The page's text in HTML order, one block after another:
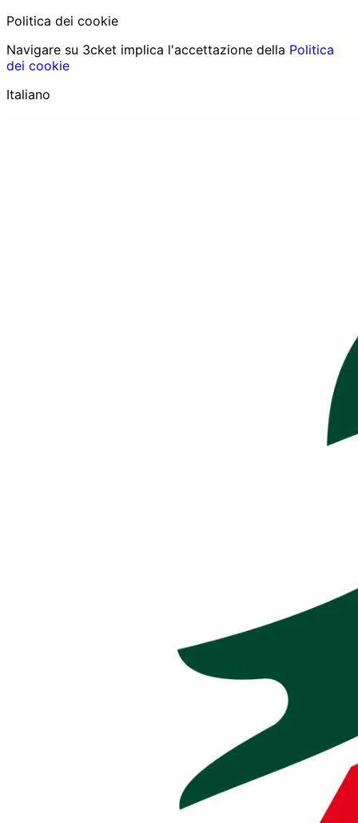
Politica dei cookie
Navigare su 3cket implica l'accettazione della Politica
dei cookie
Italiano